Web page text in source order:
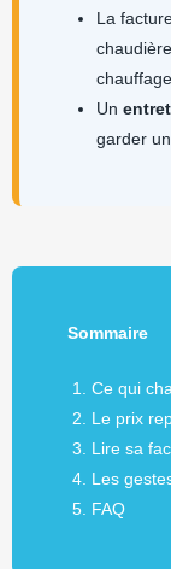
La
Un
garder
Sommaire
Ce qui
Le prix
Lire sa
Les
FAQ